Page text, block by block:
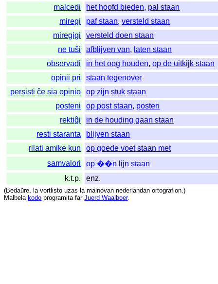
malcedi
het hoofd bieden, pal staan
miregi
paf staan,versteld staan
miregigi
versteld doen staan
ne tuŝi
afblijven van, laten staan
observadi
in het oog houden,op de uitkijk staan
opinii pri
staan tegenover
persisti ĉe sia opinio
op zijn stuk staan
posteni
op post staan, posten
rektiĝi
in de houding gaan staan
resti staranta
blijven staan
rilati amike kun
op goede voet staan met
samvalori
op ��n lijn staan
k.t.p.
enz.
(Bedaŭre, la vortlisto uzas la malnovan nederlandan ortografion.)
Malbela kodo programita far Juerd Waalboer.